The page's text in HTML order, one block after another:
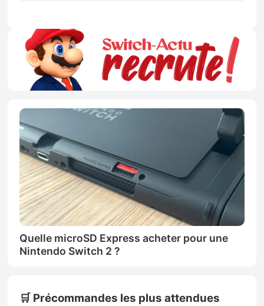
Quelle microSD Express acheter pour une
Nintendo Switch 2 ?
🛒 Précommandes les plus attendues